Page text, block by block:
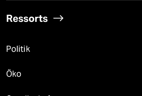
Ressorts
Politik
Öko